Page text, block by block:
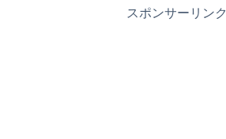
スポンサーリンク